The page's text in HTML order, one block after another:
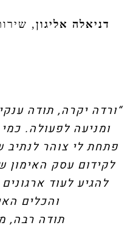
דניאלה אליגון,
“ורדה יקרה, תודה
ומניעה לפעולה.
פתחת לי צוהר לנתיב
לקידום עסק האימון
להגיע לעוד
והכלים
תודה רבה,